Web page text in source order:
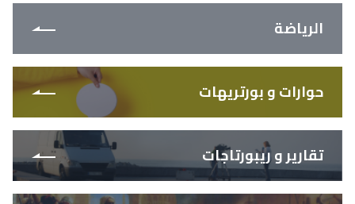
الرياضة
حوارات و بورتريهات
تقارير و ريبورتاجات